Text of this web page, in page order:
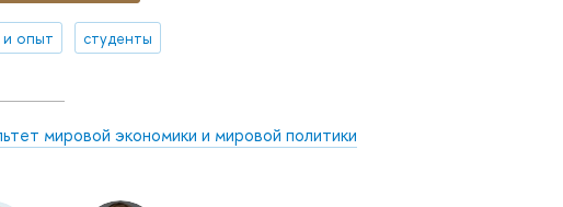
опыт студенты
мировой экономики и мировой политики